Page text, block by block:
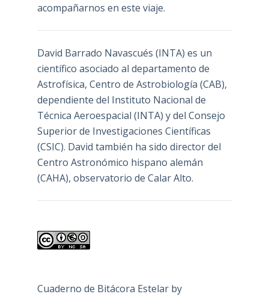
acompañarnos en este viaje.
David Barrado Navascués (INTA) es un
científico asociado al departamento de
Astrofísica, Centro de Astrobiología (CAB),
dependiente del Instituto Nacional de
Técnica Aeroespacial (INTA) y del Consejo
Superior de Investigaciones Científicas
(CSIC). David también ha sido director del
Centro Astronómico hispano alemán
(CAHA), observatorio de Calar Alto.
Cuaderno de Bitácora Estelarby